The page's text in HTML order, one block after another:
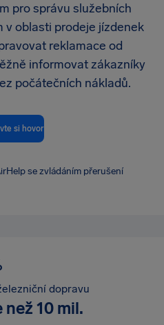
pro správu služebních
v oblasti prodeje jízdenek
reklamace od
informovat zákazníky
počátečních nákladů.
si hovor
se zvládáním přerušení
dopravu
10 mil.